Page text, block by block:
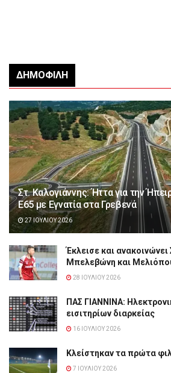
ΔΗΜΟΦΙΛΉ
Στ. Καλογιάννης: Ήττα για την
Ε65 με Εγνατία στα Γρεβενά
27 ΙΟΥΛΊΟΥ 2026
Έκλεισε και ανακοινώνει
Μπελεβώνη και
28 ΙΟΥΛΊΟΥ 2026
ΠΑΣ ΓΙΑΝΝΙΝΑ:
εισιτηρίων διαρκείας
16 ΙΟΥΛΊΟΥ 2026
Κλείστηκαν τα πρώτα
7 ΙΟΥΛΊΟΥ 2026